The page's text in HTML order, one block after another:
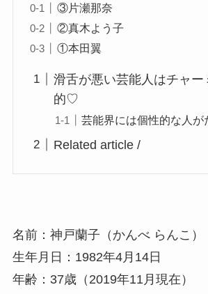
③片瀬那奈
②真木よう子
①本田翼
滑舌が悪い芸能人はチャー
的♡
芸能界には個性的な人が
Related article /
名前：神戸蘭子（かんべ らんこ）
生年月日：1982年4月14日
年齢：37歳（2019年11月現在）